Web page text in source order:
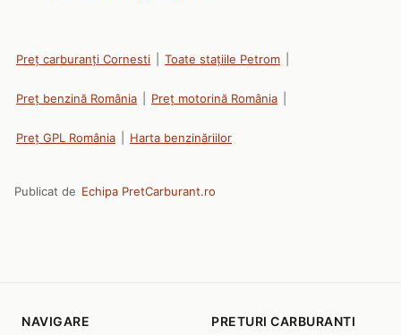
Preț carburanți Cornesti Toate stațiile Petrom
Preț benzină România Preț motorină România
Preț GPL România Harta benzinăriilor
Publicat de Echipa PretCarburant.ro
NAVIGARE PRETURI CARBURANTI